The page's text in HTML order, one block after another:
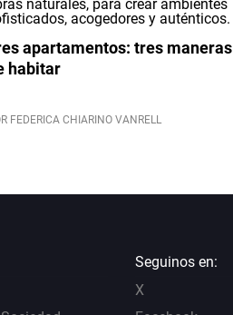
apartamentos: tres maneras
habitar
FEDERICA CHIARINO VANRELL
Seguinos en:
X